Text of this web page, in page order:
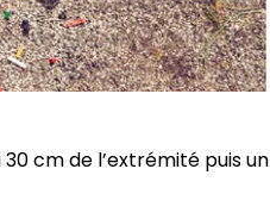
cm de l’extrémité puis un